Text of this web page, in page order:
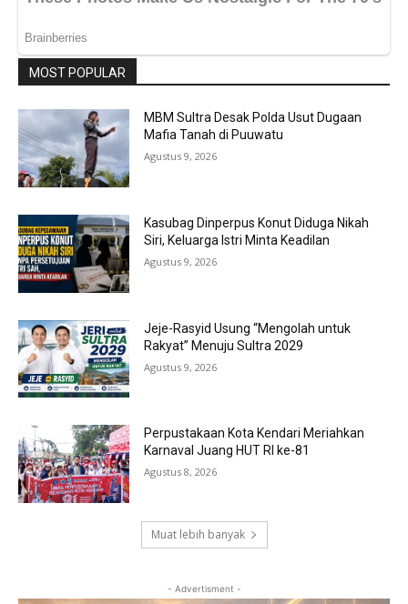
MOST POPULAR
MBM Sultra Desak Polda Usut Dugaan
Mafia Tanah di Puuwatu
Agustus 9, 2026
Kasubag Dinperpus Konut Diduga Nikah
Siri, Keluarga Istri Minta Keadilan
Agustus 9, 2026
Jeje-Rasyid Usung “Mengolah untuk
Rakyat” Menuju Sultra 2029
Agustus 9, 2026
Perpustakaan Kota Kendari Meriahkan
Karnaval Juang HUT RI ke-81
Agustus 8, 2026
Muat lebih banyak
- Advertisment -